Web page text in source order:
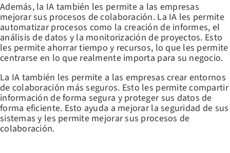
Además, la IA también les permite a las empresas
mejorar sus procesos de colaboración. La IA les permite
automatizar procesos como la creación de informes, el
análisis de datos y la monitorización de proyectos. Esto
les permite ahorrar tiempo y recursos, lo que les permite
centrarse en lo que realmente importa para su negocio.
La IA también les permite a las empresas crear entornos
de colaboración más seguros. Esto les permite compartir
información de forma segura y proteger sus datos de
forma eficiente. Esto ayuda a mejorar la seguridad de sus
sistemas y les permite mejorar sus procesos de
colaboración.